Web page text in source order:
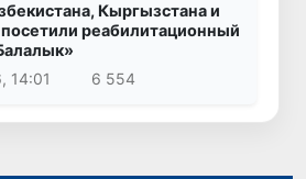
Кыргызстана и
реабилитационный
14:01
6 554